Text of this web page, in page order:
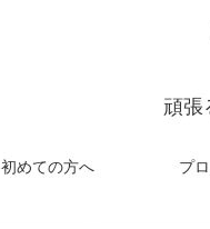
頑張
初めての方へ プ